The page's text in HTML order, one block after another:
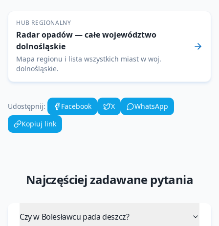
HUB REGIONALNY
Radar opadów— całe województwo
dolnośląskie
Mapa regionu i lista wszystkich miast w woj.
dolnośląskie.
Udostępnij: Facebook X
WhatsApp
Kopiuj link
Najczęściej zadawane pytania
Czy w Bolesławcu pada deszcz?